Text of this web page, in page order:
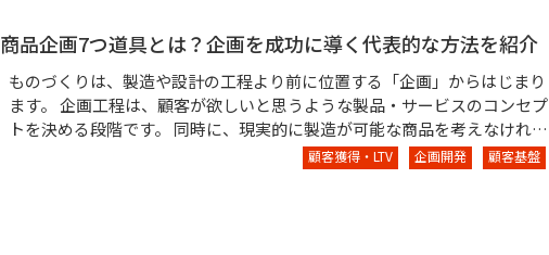
商品企画7つ道具とは？企画を成功に導く代表的な方法を紹介
ものづくりは、製造や設計の工程より前に位置する「企画」からはじまり
ます。 企画工程は、顧客が欲しいと思うような製品・サービスのコンセプ
トを決める段階です。 同時に、現実的に製造が可能な商品を考えなけれ…
顧客獲得・LTV 企画開発 顧客基盤